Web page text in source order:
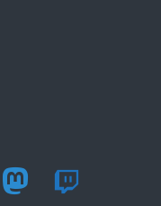
mastodon twitch